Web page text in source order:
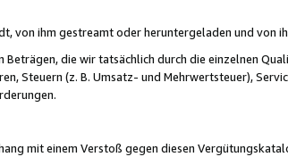
von ihm gestreamt oder heruntergeladen und von
Beträgen, die wir tatsächlich durch die einzelnen
Steuern (z. B. Umsatz- und Mehrwertsteuer),
mit einem Verstoß gegen diesen